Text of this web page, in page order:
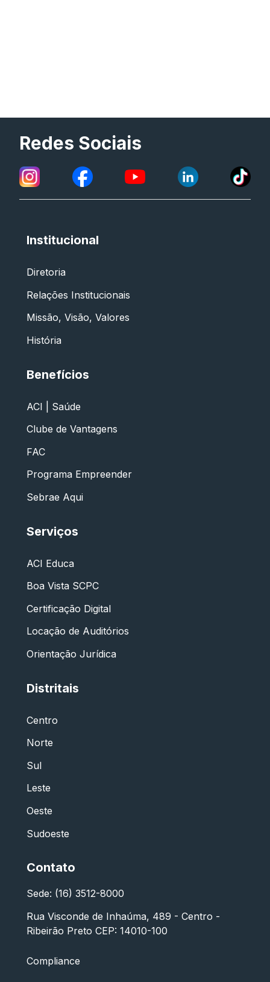
Redes Sociais
Institucional
Diretoria
Relações Institucionais
Missão, Visão, Valores
História
Benefícios
ACI | Saúde
Clube de Vantagens
FAC
Programa Empreender
Sebrae Aqui
Serviços
ACI Educa
Boa Vista SCPC
Certificação Digital
Locação de Auditórios
Orientação Jurídica
Distritais
Centro
Norte
Sul
Leste
Oeste
Sudoeste
Contato
Sede: (16) 3512-8000
Rua Visconde de Inhaúma, 489 - Centro -
Ribeirão Preto CEP: 14010-100
Compliance